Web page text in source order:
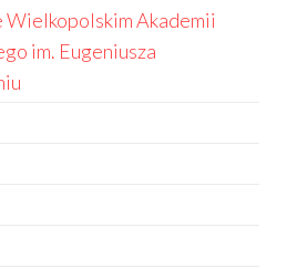
Wielkopolskim Akademii
im. Eugeniusza